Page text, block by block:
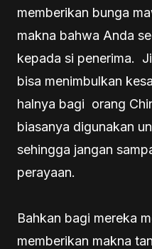
memberikan bunga
makna bahwa Anda
kepada si penerima.
bisa menimbulkan
halnya bagi orang
biasanya digunakan
sehingga jangan
perayaan.
Bahkan bagi mereka
memberikan makna